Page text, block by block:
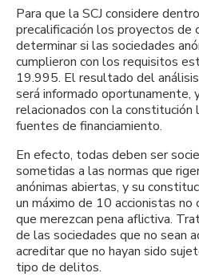
Para que la SCJ considere
precalificación los proyectos de
determinar si las sociedades
cumplieron con los requisitos
19.995. El resultado del
será informado oportunamente,
relacionados con la
fuentes de financiamiento.
En efecto, todas deben ser
sometidas a las normas que
anónimas abiertas, y su
un máximo de 10 accionistas
que merezcan pena aflictiva.
de las sociedades que no sean
acreditar que no hayan sido
tipo de delitos.